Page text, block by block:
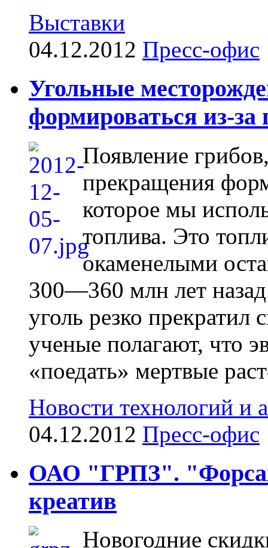
Выставки
04.12.2012 Пресс-офис
Угольные
формироваться из-за
Появление
прекращения
которое мы
топлива. Это
окаменелыми
300—360 млн лет
уголь резко прекратил
ученые полагают, что
«поедать» мертвые
Новости технологий и
04.12.2012 Пресс-офис
ОАО "ГРПЗ".
креатив
Новогодние